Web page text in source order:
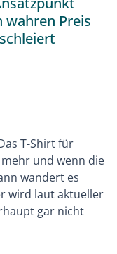
wahren Preis
T-Shirt für
und wenn die
wandert es
wird laut aktueller
gar nicht